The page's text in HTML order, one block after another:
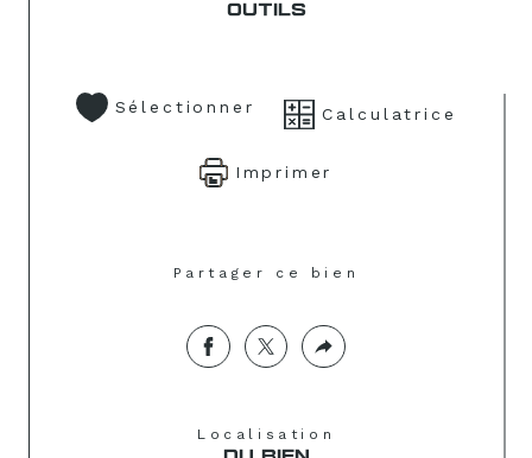
OUTILS
Sélectionner Calculatrice
Imprimer
Partager ce bien
Localisation